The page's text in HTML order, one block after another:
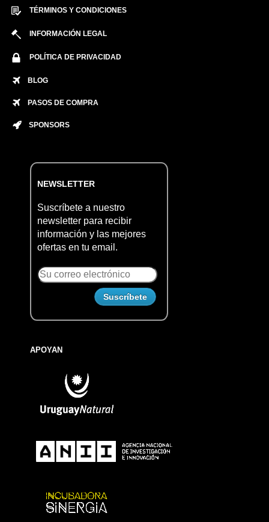
TÉRMINOS Y CONDICIONES
INFORMACIÓN LEGAL
POLÍTICA DE PRIVACIDAD
BLOG
PASOS DE COMPRA
SPONSORS
NEWSLETTER
Suscríbete a nuestro
newsletter para recibir
información y las mejores
ofertas en tu email.
APOYAN